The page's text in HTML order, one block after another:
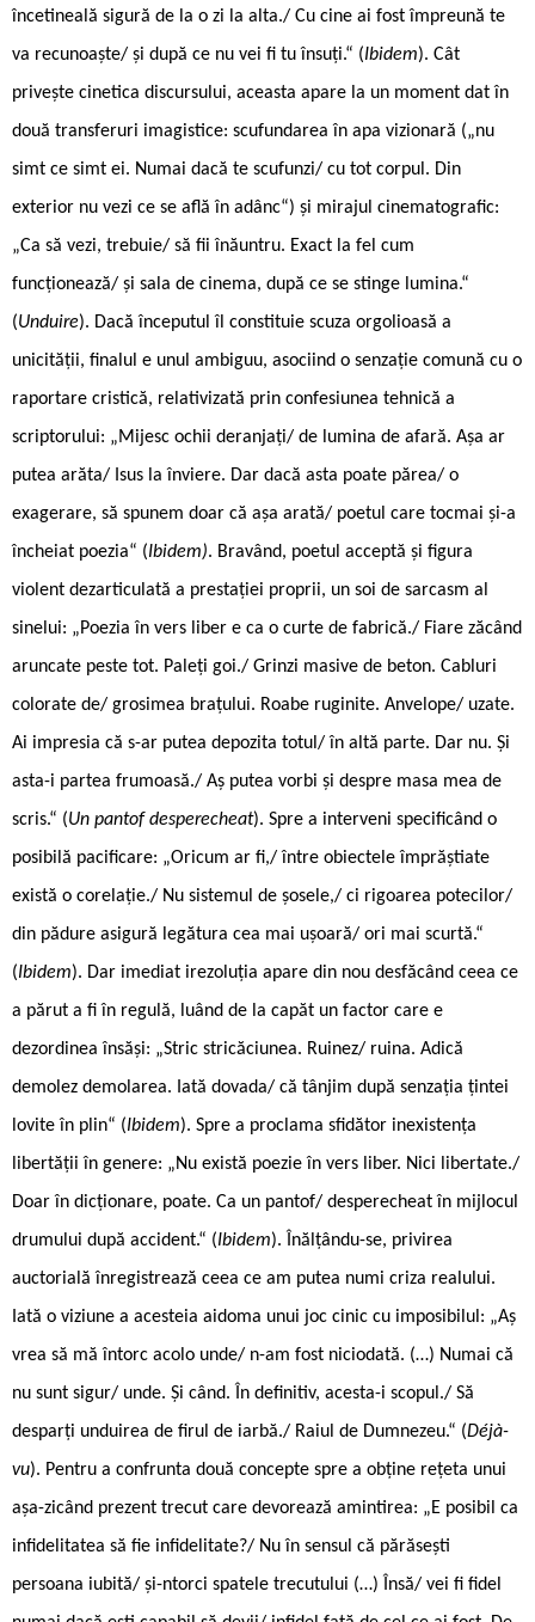
încetineală sigură de la o zi la alta./ Cu cine ai fost împreună te
va recunoaște/ și după ce nu vei fi tu însuți.“ (Ibidem). Cât
privește cinetica discursului, aceasta apare la un moment dat în
două transferuri imagistice: scufundarea în apa vizionară („nu
simt ce simt ei. Numai dacă te scufunzi/ cu tot corpul. Din
exterior nu vezi ce se află în adânc“) și mirajul cinematografic:
„Ca să vezi, trebuie/ să fii înăuntru. Exact la fel cum
funcționează/ și sala de cinema, după ce se stinge lumina.“
(Unduire). Dacă începutul îl constituie scuza orgolioasă a
unicității, finalul e unul ambiguu, asociind o senzație comună cu o
raportare cristică, relativizată prin confesiunea tehnică a
scriptorului: „Mijesc ochii deranjați/ de lumina de afară. Așa ar
putea arăta/ Isus la înviere. Dar dacă asta poate părea/ o
exagerare, să spunem doar că așa arată/ poetul care tocmai și-a
încheiat poezia“ (Ibidem). Bravând, poetul acceptă și figura
violent dezarticulată a prestației proprii, un soi de sarcasm al
sinelui: „Poezia în vers liber e ca o curte de fabrică./ Fiare zăcând
aruncate peste tot. Paleți goi./ Grinzi masive de beton. Cabluri
colorate de/ grosimea brațului. Roabe ruginite. Anvelope/ uzate.
Ai impresia că s-ar putea depozita totul/ în altă parte. Dar nu. Și
asta-i partea frumoasă./ Aș putea vorbi și despre masa mea de
scris.“ (Un pantof desperecheat). Spre a interveni specificând o
posibilă pacificare: „Oricum ar fi,/ între obiectele împrăștiate
există o corelație./ Nu sistemul de șosele,/ ci rigoarea potecilor/
din pădure asigură legătura cea mai ușoară/ ori mai scurtă.“
(Ibidem). Dar imediat irezoluția apare din nou desfăcând ceea ce
a părut a fi în regulă, luând de la capăt un factor care e
dezordinea însăși: „Stric stricăciunea. Ruinez/ ruina. Adică
demolez demolarea. Iată dovada/ că tânjim după senzația țintei
lovite în plin“ (Ibidem). Spre a proclama sfidător inexistența
libertății în genere: „Nu există poezie în vers liber. Nici libertate./
Doar în dicționare, poate. Ca un pantof/ desperecheat în mijlocul
drumului după accident.“ (Ibidem). Înălțându-se, privirea
auctorială înregistrează ceea ce am putea numi criza realului.
Iată o viziune a acesteia aidoma unui joc cinic cu imposibilul: „Aș
vrea să mă întorc acolo unde/ n-am fost niciodată. (…) Numai că
nu sunt sigur/ unde. Și când. În definitiv, acesta-i scopul./ Să
desparți unduirea de firul de iarbă./ Raiul de Dumnezeu.“ (Déjà-
vu). Pentru a confrunta două concepte spre a obține rețeta unui
așa-zicând prezent trecut care devorează amintirea: „E posibil ca
infidelitatea să fie infidelitate?/ Nu în sensul că părăsești
persoana iubită/ și-ntorci spatele trecutului (…) Însă/ vei fi fidel